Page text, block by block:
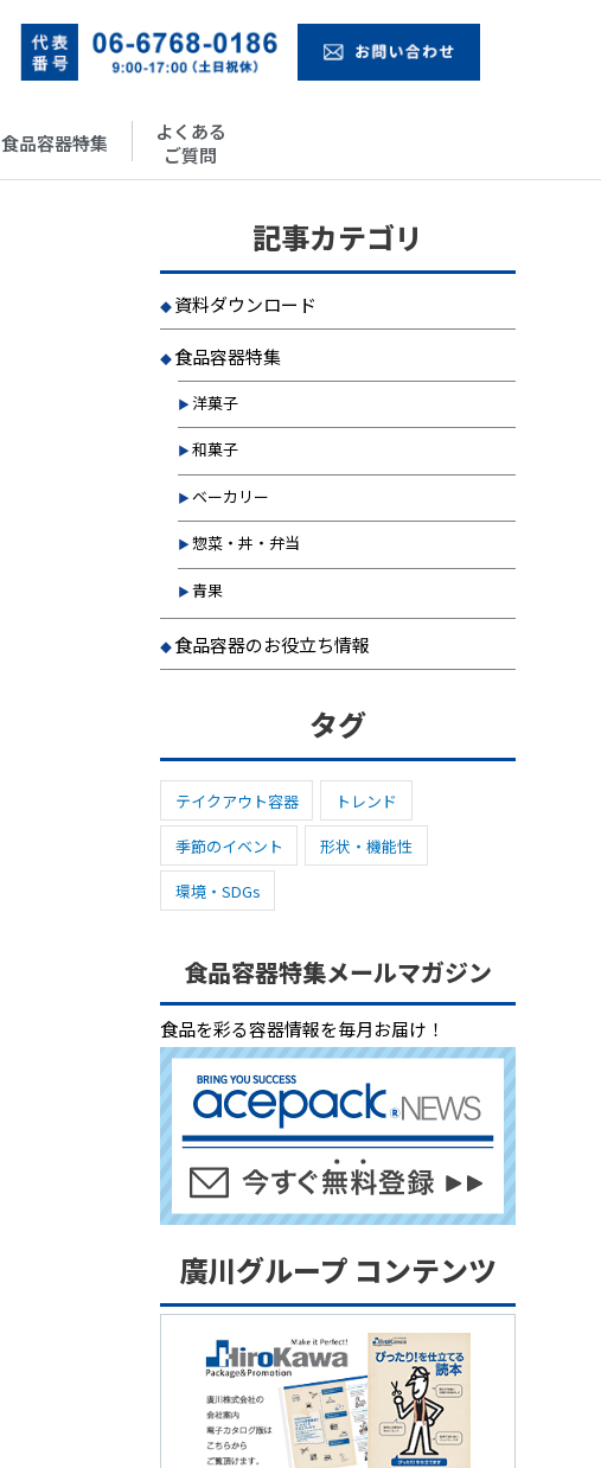
食品容器特集
よくある
ご質問
記事カテゴリ
資料ダウンロード
食品容器特集
洋菓子
和菓子
ベーカリー
惣菜・丼・弁当
青果
食品容器のお役立ち情報
タグ
テイクアウト容器
トレンド
季節のイベント
形状・機能性
環境・SDGs
食品容器特集メールマガジン
食品を彩る容器情報を毎月お届け！
廣川グループ コンテンツ